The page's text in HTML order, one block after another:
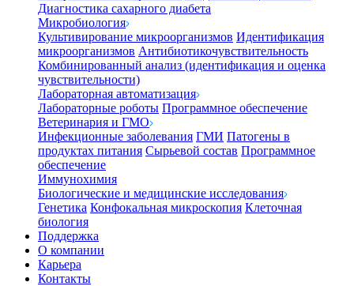
Диагностика сахарного диабета
Микробиология
Культивирование микроорганизмов Идентификация
микроорганизмов Антибиотикочувствительность
Комбинированный анализ (идентификация и оценка
чувствительности)
Лабораторная автоматизация
Лабораторные роботы Программное обеспечение
Ветеринария и ГМО
Инфекционные заболевания ГМИ Патогены в
продуктах питания Сырьевой состав Программное
обеспечение
Иммунохимия
Биологические и медицинские исследования
Генетика Конфокальная микроскопия Клеточная
биология
Поддержка
О компании
Карьера
Контакты